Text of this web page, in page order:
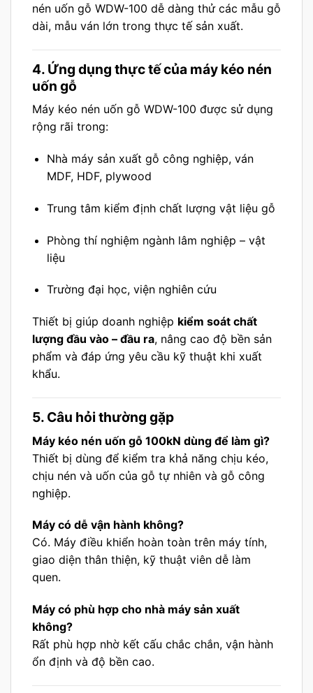
nén uốn gỗ WDW-100 dễ dàng thử các mẫu gỗ
dài, mẫu ván lớn trong thực tế sản xuất.
4. Ứng dụng thực tế của máy kéo nén
uốn gỗ
Máy kéo nén uốn gỗ WDW-100 được sử dụng
rộng rãi trong:
Nhà máy sản xuất gỗ công nghiệp, ván
MDF, HDF, plywood
Trung tâm kiểm định chất lượng vật liệu gỗ
Phòng thí nghiệm ngành lâm nghiệp – vật
liệu
Trường đại học, viện nghiên cứu
Thiết bị giúp doanh nghiệp kiểm soát chất
lượng đầu vào – đầu ra, nâng cao độ bền sản
phẩm và đáp ứng yêu cầu kỹ thuật khi xuất
khẩu.
5. Câu hỏi thường gặp
Máy kéo nén uốn gỗ 100kN dùng để làm gì?
Thiết bị dùng để kiểm tra khả năng chịu kéo,
chịu nén và uốn của gỗ tự nhiên và gỗ công
nghiệp.
Máy có dễ vận hành không?
Có. Máy điều khiển hoàn toàn trên máy tính,
giao diện thân thiện, kỹ thuật viên dễ làm
quen.
Máy có phù hợp cho nhà máy sản xuất
không?
Rất phù hợp nhờ kết cấu chắc chắn, vận hành
ổn định và độ bền cao.